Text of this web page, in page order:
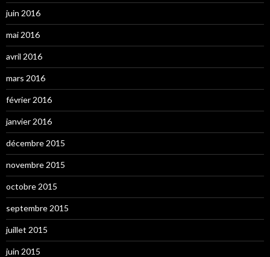
juin 2016
mai 2016
avril 2016
mars 2016
février 2016
janvier 2016
décembre 2015
novembre 2015
octobre 2015
septembre 2015
juillet 2015
juin 2015